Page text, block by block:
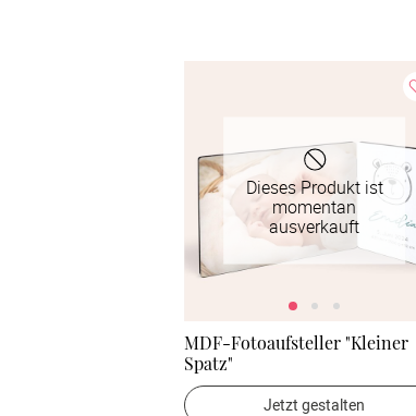
Dieses Produkt ist
momentan
ausverkauft
MDF-Fotoaufsteller "Kleiner
Spatz"
Jetzt gestalten